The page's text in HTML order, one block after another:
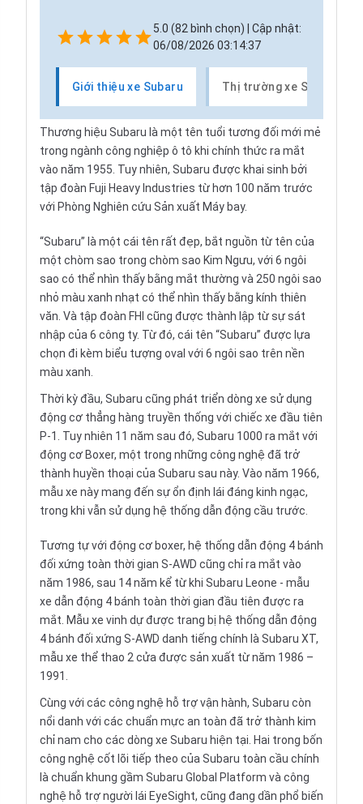
5.0 (82 bình chọn) | Cập nhật:
06/08/2026 03:14:37
Giới thiệu xe Subaru Thị trường xe Subaru
Thương hiệu Subaru là một tên tuổi tương đối mới mẻ
trong ngành công nghiệp ô tô khi chính thức ra mắt
vào năm 1955. Tuy nhiên, Subaru được khai sinh bởi
tập đoàn Fuji Heavy Industries từ hơn 100 năm trước
với Phòng Nghiên cứu Sản xuất Máy bay.
“Subaru” là một cái tên rất đẹp, bắt nguồn từ tên của
một chòm sao trong chòm sao Kim Ngưu, với 6 ngôi
sao có thể nhìn thấy bằng mắt thường và 250 ngôi sao
nhỏ màu xanh nhạt có thể nhìn thấy bằng kính thiên
văn. Và tập đoàn FHI cũng được thành lập từ sự sát
nhập của 6 công ty. Từ đó, cái tên “Subaru” được lựa
chọn đi kèm biểu tượng oval với 6 ngôi sao trên nền
màu xanh.
Thời kỳ đầu, Subaru cũng phát triển dòng xe sử dụng
động cơ thẳng hàng truyền thống với chiếc xe đầu tiên
P-1. Tuy nhiên 11 năm sau đó, Subaru 1000 ra mắt với
động cơ Boxer, một trong những công nghệ đã trở
thành huyền thoại của Subaru sau này. Vào năm 1966,
mẫu xe này mang đến sự ổn định lái đáng kinh ngạc,
trong khi vẫn sử dụng hệ thống dẫn động cầu trước.
Tương tự với động cơ boxer, hệ thống dẫn động 4 bánh
đối xứng toàn thời gian S-AWD cũng chỉ ra mắt vào
năm 1986, sau 14 năm kể từ khi Subaru Leone - mẫu
xe dẫn động 4 bánh toàn thời gian đầu tiên được ra
mắt. Mẫu xe vinh dự được trang bị hệ thống dẫn động
4 bánh đối xứng S-AWD danh tiếng chính là Subaru XT,
mẫu xe thể thao 2 cửa được sản xuất từ năm 1986 –
1991.
Cùng với các công nghệ hỗ trợ vận hành, Subaru còn
nổi danh với các chuẩn mực an toàn đã trở thành kim
chỉ nam cho các dòng xe Subaru hiện tại. Hai trong bốn
công nghệ cốt lõi tiếp theo của Subaru toàn cầu chính
là chuẩn khung gầm Subaru Global Platform và công
nghệ hỗ trợ người lái EyeSight, cũng đang dần phổ biến